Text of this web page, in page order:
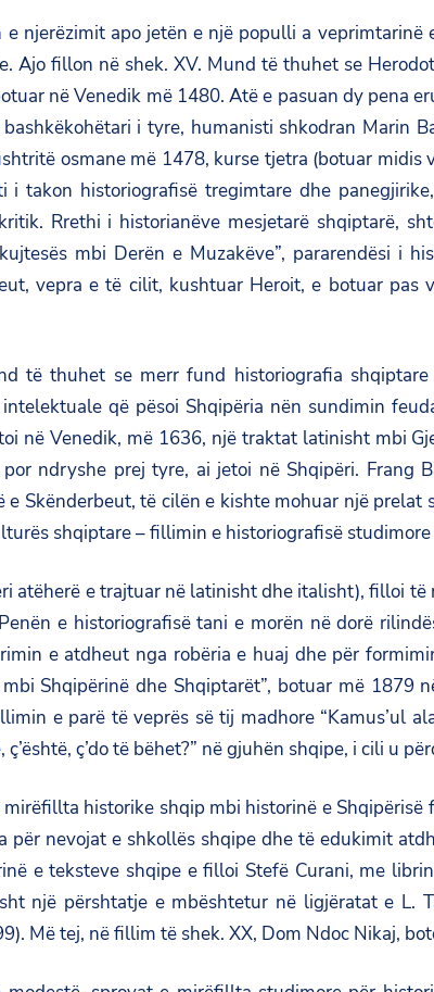
njerëzimit apo jetën e një populli a
Ajo fillon në shek. XV. Mund të thuhet se
në Venedik më 1480. Atë e pasuan dy pena
i tyre, humanisti shkodran Marin
osmane më 1478, kurse tjetra (botuar
i takon historiografisë tregimtare dhe
Rrethi i historianëve mesjetarë shqiptarë,
mbi Derën e Muzakëve”, pararendësi i
vepra e të cilit, kushtuar Heroit, e botuar
të thuhet se merr fund historiografia
që pësoi Shqipëria nën sundimin
në Venedik, më 1636, një traktat latinisht mbi
ndryshe prej tyre, ai jetoi në Shqipëri.
Skënderbeut, të cilën e kishte mohuar një
shqiptare – fillimin e historiografisë studimore
atëherë e trajtuar në latinisht dhe italisht), filloi
e historiografisë tani e morën në dorë
e atdheut nga robëria e huaj dhe për
Shqipërinë dhe Shqiptarët”, botuar më
e parë të veprës së tij madhore “Kamus’ul
ç’është, ç’do të bëhet?” në gjuhën shqipe, i cili
historike shqip mbi historinë e
për nevojat e shkollës shqipe dhe të edukimit
e teksteve shqipe e filloi Stefë Curani, me
një përshtatje e mbështetur në ligjëratat e
Më tej, në fillim të shek. XX, Dom Ndoc Nikaj,